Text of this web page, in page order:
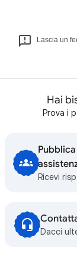
Lascia un
Hai
Prova i
Ricevi
Dacci